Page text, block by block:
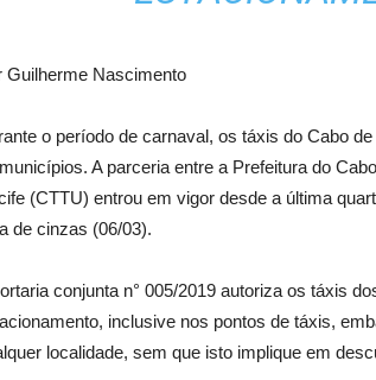
Guilherme Nascimento
o período de carnaval, os táxis do Cabo
A parceria entre a Prefeitura do
(CTTU) entrou em vigor desde a última
de cinzas (06/03).
conjunta n° 005/2019 autoriza os táxis
inclusive nos pontos de táxis,
localidade, sem que isto implique em